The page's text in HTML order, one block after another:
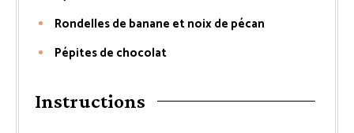
Rondelles de banane et noix de pécan
Pépites de chocolat
Instructions